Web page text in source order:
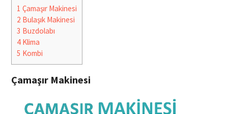
1 Çamaşır Makinesi
2 Bulaşık Makinesi
3 Buzdolabı
4Klima
5 Kombi
Çamaşır Makinesi